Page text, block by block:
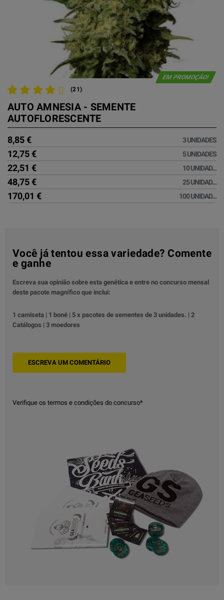
EM PROMOÇÃO!
(21)
AUTO AMNESIA - SEMENTE
AUTOFLORESCENTE
8,85 € 3 UNIDADES
12,75 € 5 UNIDADES
22,51 € 10 UNIDAD...
48,75 € 25 UNIDAD...
170,01 € 100 UNIDAD...
Você já tentou essa variedade? Comente
e ganhe
Escreva sua opinião sobre esta genética e entre no concurso mensal
deste pacote magnífico que inclui:
1 camiseta | 1 boné | 5 x pacotes de sementes de 3 unidades. | 2
Catálogos | 3 moedores
Verifique os termos e condições do concurso*